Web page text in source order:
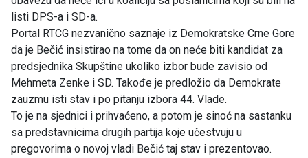
listi DPS-a i SD-a.
Portal RTCG nezvanično saznaje iz Demokratske Crne Gore
da je Bečić insistirao na tome da on neće biti kandidat za
predsjednika Skupštine ukoliko izbor bude zavisio od
Mehmeta Zenke i SD. Takođe je predložio da Demokrate
zauzmu isti stav i po pitanju izbora 44. Vlade.
To je na sjednici i prihvaćeno, a potom je sinoć na sastanku
sa predstavnicima drugih partija koje učestvuju u
pregovorima o novoj vladi Bečić taj stav i prezentovao.